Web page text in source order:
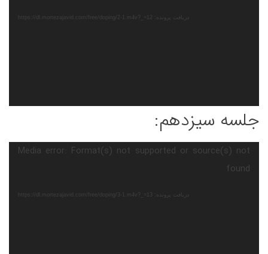
دریافت پرونده: https://dl.mortezajavid.com/free/doping/2-1.m4v?_=12
جلسه سیزدهم:
نمایشگر
Media error: Format(s) not supported or source(s) not
found
دریافت پرونده: https://dl.mortezajavid.com/free/doping/3-1.m4v?_=13